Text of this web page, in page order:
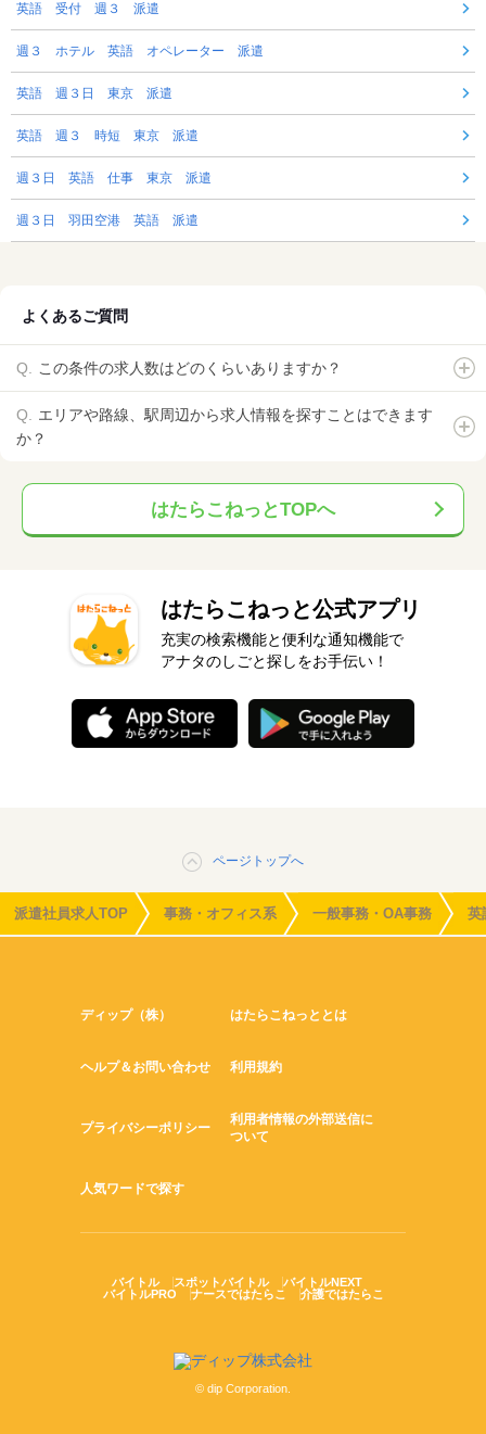
英語 受付 週３ 派遣
週３ ホテル 英語 オペレーター 派遣
英語 週３日 東京 派遣
英語 週３ 時短 東京 派遣
週３日 英語 仕事 東京 派遣
週３日 羽田空港 英語 派遣
よくあるご質問
この条件の求人数はどのくらいありますか？
エリアや路線、駅周辺から求人情報を探すことはできます
か？
はたらこねっとTOPへ
はたらこねっと公式アプリ
充実の検索機能と便利な通知機能で
アナタのしごと探しをお手伝い！
ページトップへ
派遣社員求人TOP 事務・オフィス系 一般事務・OA事務
ディップ（株） はたらこねっととは
ヘルプ＆お問い合わせ 利用規約
プライバシーポリシー
利用者情報の外部送信に
ついて
人気ワードで探す
バイトル スポットバイトル
バイトルNEXT
バイトルPRO
ナースではたらこ 介護ではたらこ
© dip Corporation.